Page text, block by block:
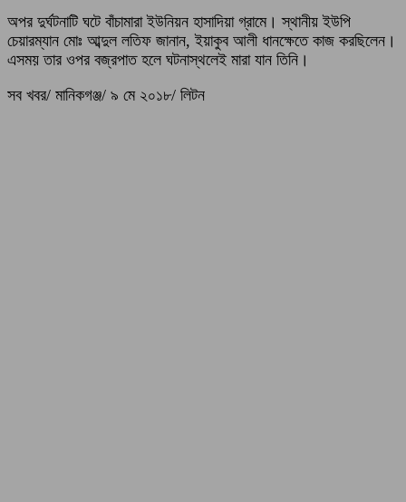
অপর দুর্ঘটনাটি ঘটে বাঁচামারা ইউনিয়ন হাসাদিয়া গ্রামে। স্থানীয় ইউপি
চেয়ারম্যান মোঃ আব্দুল লতিফ জানান, ইয়াকুব আলী ধানক্ষেতে কাজ করছিলেন।
এসময় তার ওপর বজ্রপাত হলে ঘটনাস্থলেই মারা যান তিনি।
সব খবর/ মানিকগঞ্জ/ ৯ মে ২০১৮/ লিটন